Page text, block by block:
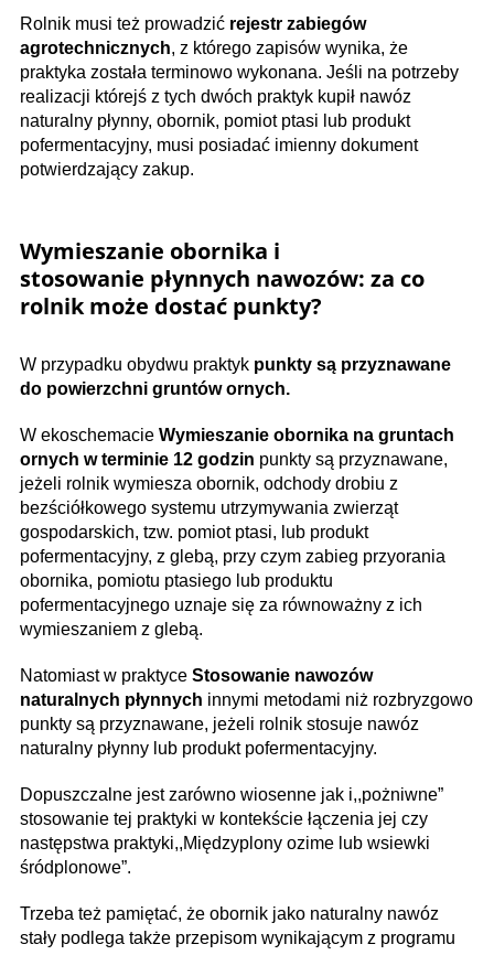
Rolnik musi też prowadzić rejestr zabiegów
agrotechnicznych, z którego zapisów wynika, że
praktyka została terminowo wykonana. Jeśli na potrzeby
realizacji którejś z tych dwóch praktyk kupił nawóz
naturalny płynny, obornik, pomiot ptasi lub produkt
pofermentacyjny, musi posiadać imienny dokument
potwierdzający zakup.
Wymieszanie obornika i
stosowanie płynnych nawozów: za co
rolnik może dostać punkty?
W przypadku obydwu praktyk punkty są przyznawane
do powierzchni gruntów ornych.
W ekoschemacie Wymieszanie obornika na gruntach
ornych w terminie 12 godzin punkty są przyznawane,
jeżeli rolnik wymiesza obornik, odchody drobiu z
bezściółkowego systemu utrzymywania zwierząt
gospodarskich, tzw. pomiot ptasi, lub produkt
pofermentacyjny, z glebą, przy czym zabieg przyorania
obornika, pomiotu ptasiego lub produktu
pofermentacyjnego uznaje się za równoważny z ich
wymieszaniem z glebą.
Natomiast w praktyce Stosowanie nawozów
naturalnych płynnych innymi metodami niż rozbryzgowo
punkty są przyznawane, jeżeli rolnik stosuje nawóz
naturalny płynny lub produkt pofermentacyjny.
Dopuszczalne jest zarówno wiosenne jak i,,pożniwne”
stosowanie tej praktyki w kontekście łączenia jej czy
następstwa praktyki,,Międzyplony ozime lub wsiewki
śródplonowe”.
Trzeba też pamiętać, że obornik jako naturalny nawóz
stały podlega także przepisom wynikającym z programu